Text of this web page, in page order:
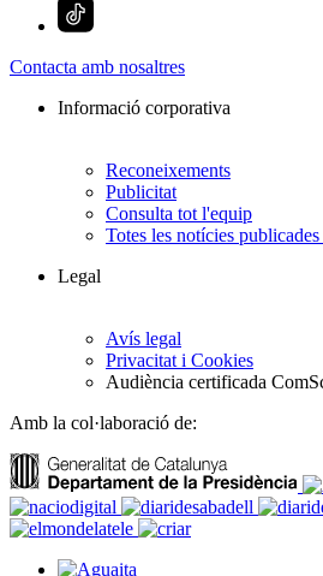
Contacta amb nosaltres
Informació corporativa
Reconeixements
Publicitat
Consulta tot l'equip
Totes les notícies
Legal
Avís legal
Privacitat i Cookies
Audiència certificada
Amb la col·laboració de: